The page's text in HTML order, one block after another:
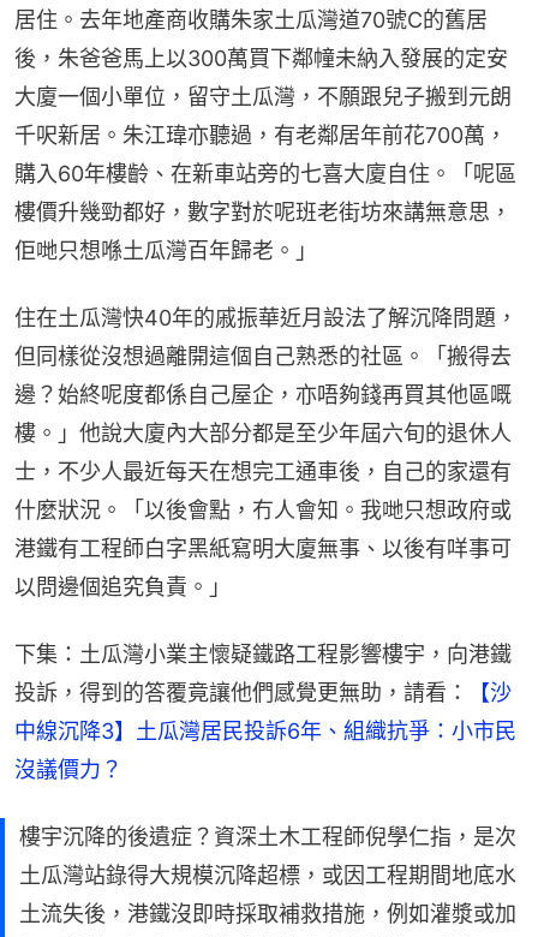
居住。去年地產商收購朱家土瓜灣道70號C的舊居
後，朱爸爸馬上以300萬買下鄰幢未納入發展的定安
大廈一個小單位，留守土瓜灣，不願跟兒子搬到元朗
千呎新居。朱江瑋亦聽過，有老鄰居年前花700萬，
購入60年樓齡、在新車站旁的七喜大廈自住。「呢區
樓價升幾勁都好，數字對於呢班老街坊來講無意思，
佢哋只想喺土瓜灣百年歸老。」
住在土瓜灣快40年的戚振華近月設法了解沉降問題，
但同樣從沒想過離開這個自己熟悉的社區。「搬得去
邊？始終呢度都係自己屋企，亦唔夠錢再買其他區嘅
樓。」他說大廈內大部分都是至少年屆六旬的退休人
士，不少人最近每天在想完工通車後，自己的家還有
什麼狀況。「以後會點，冇人會知。我哋只想政府或
港鐵有工程師白字黑紙寫明大廈無事、以後有咩事可
以問邊個追究負責。」
下集：土瓜灣小業主懷疑鐵路工程影響樓宇，向港鐵
投訴，得到的答覆竟讓他們感覺更無助，請看：
【沙
中線沉降3】土瓜灣居民投訴6年、組織抗爭：小市民
沒議價力？
樓宇沉降的後遺症？資深土木工程師倪學仁指，是次
土瓜灣站錄得大規模沉降超標，或因工程期間地底水
土流失後，港鐵沒即時採取補救措施，例如灌漿或加